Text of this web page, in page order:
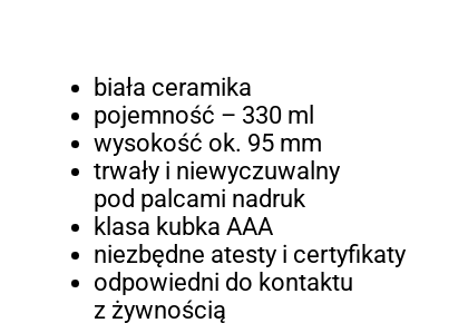
biała ceramika
pojemność – 330 ml
wysokość ok. 95 mm
trwały i niewyczuwalny
pod palcami nadruk
klasa kubka AAA
niezbędne atesty i certyfikaty
odpowiedni do kontaktu
z żywnością